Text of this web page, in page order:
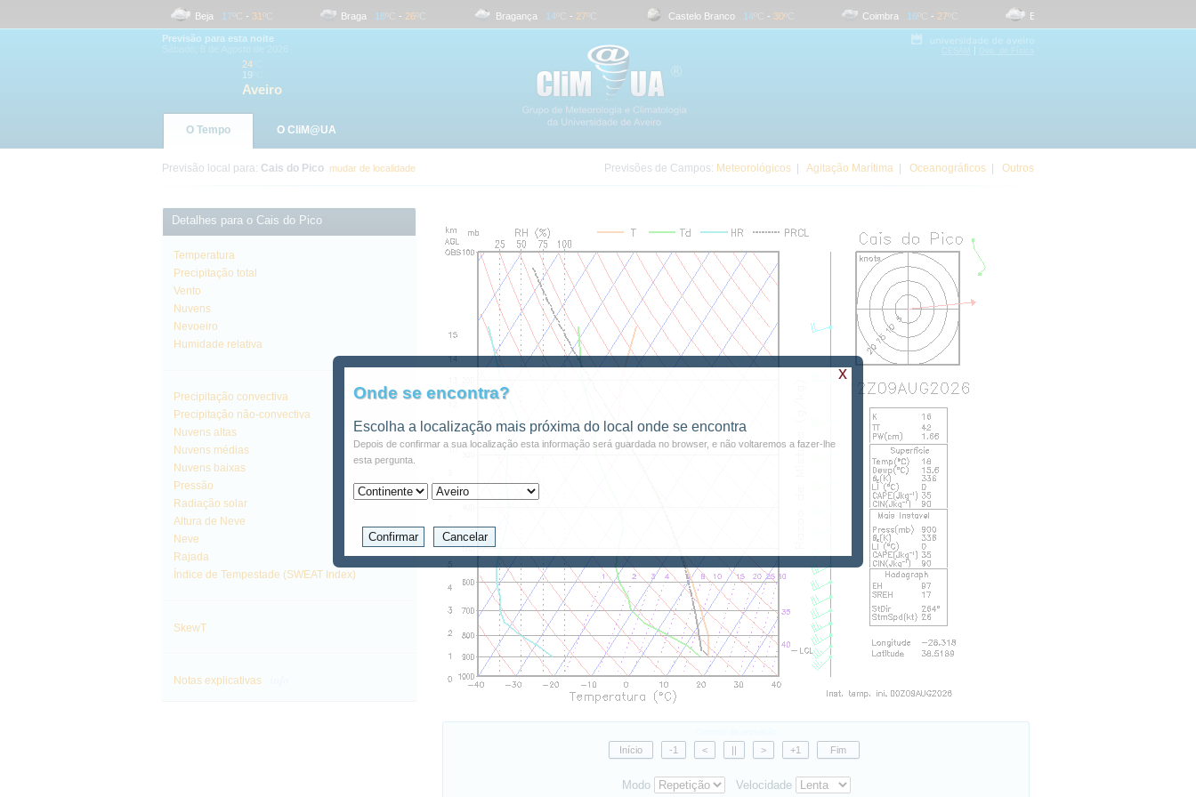
Beja 17 ºC 31 ºC Braga 18 ºC 26 ºC Bragança 14 ºC 27 ºC Castelo Branco 14 ºC 30 ºC Coimbra 16 ºC 27 ºC Evora
|
Previsão para esta noite
24
19
Aveiro
O Tempo O CliM@UA
Previsão local para: Cais do Pico mudar de localidade Previsões de Campos: Meteorológicos Agitação Marítima Oceanográficos Outros
Detalhes para o Cais do Pico
Temperatura
Precipitação total
Vento
Nuvens
Nevoeiro
Humidade relativa
Precipitação convectiva
Precipitação não-convectiva
Nuvens altas
Nuvens médias
Nuvens baixas
Pressão
Radiação solar
Altura de Neve
Neve
Rajada
Índice de Tempestade (SWEAT Index)
SkewT
Notas explicativas
Modo Velocidade
Onde se encontra?
Escolha a localização mais próxima do local onde se encontra
Depois de confirmar a sua localização esta informação será guardada no browser, e não voltaremos a fazer-lhe
esta pergunta.
x